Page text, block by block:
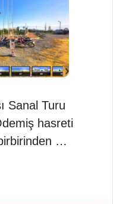
Sanal Turu
hasreti
…